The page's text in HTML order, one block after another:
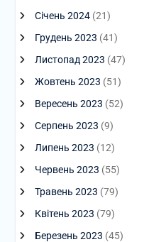
Січень 2024(21)
Грудень 2023 (41)
Листопад 2023 (47)
Жовтень 2023 (51)
Вересень 2023 (52)
Серпень 2023 (9)
Липень 2023 (12)
Червень 2023 (55)
Травень 2023 (79)
Квітень 2023 (79)
Березень 2023 (45)